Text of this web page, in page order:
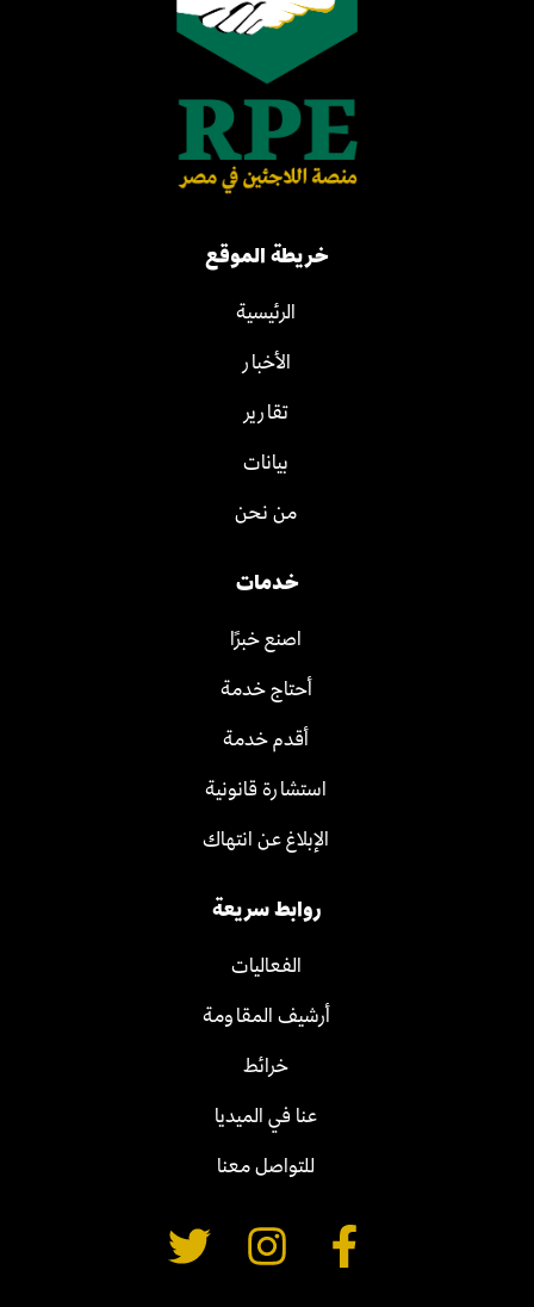
خريطة الموقع
الرئيسية
الأخبار
تقارير
بيانات
من نحن
خدمات
اصنع خبرًا
أحتاج خدمة
أقدم خدمة
استشارة قانونية
الإبلاغ عن انتهاك
روابط سريعة
الفعاليات
أرشيف المقاومة
خرائط
عنا في الميديا
للتواصل معنا